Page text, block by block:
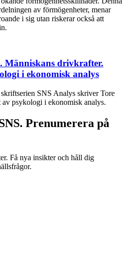
av förmögenheter, menar
i sig utan riskerar också att
Människans drivkrafter.
i ekonomisk analys
SNS Analys skriver Tore
psykologi i ekonomisk analys.
Prenumerera på
Få nya insikter och håll dig